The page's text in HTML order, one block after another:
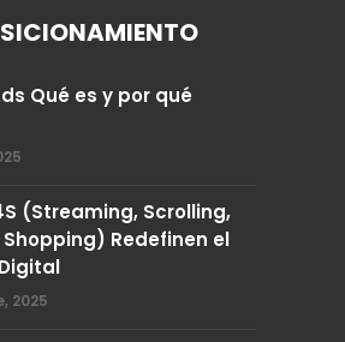
Qué es y por qué
(Streaming, Scrolling,
Redefinen el
2025